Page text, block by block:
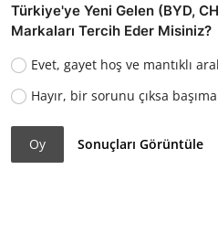
Türkiye'ye Yeni Gelen (BYD,
Markaları Tercih Eder Misiniz?
Evet, gayet hoş ve mantıklı
Hayır, bir sorunu çıksa
Oy Sonuçları Görüntüle